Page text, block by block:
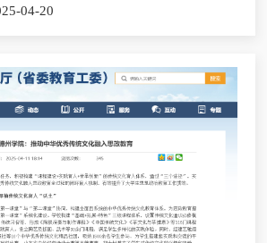
保障”的应用型人才培养特色。理念
年）》、“六卓越一拔尖”计...
04-20